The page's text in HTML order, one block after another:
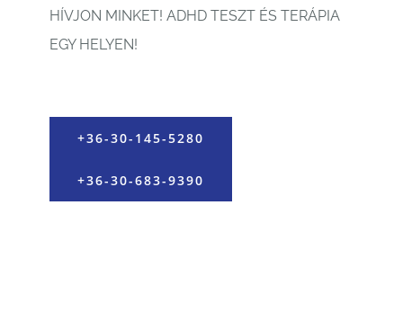
HÍVJON MINKET! ADHD TESZT ÉS TERÁPIA
EGY HELYEN!
+36-30-145-5280
+36-30-683-9390